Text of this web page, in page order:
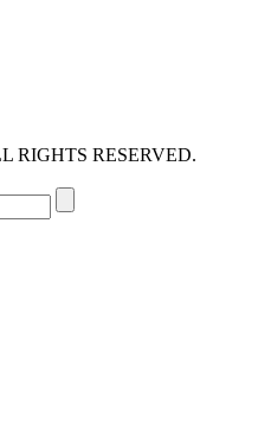
RIGHTS RESERVED.